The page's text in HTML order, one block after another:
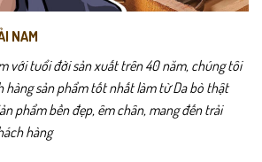
NAM
với tuổi đời sản xuất trên 40 năm, chúng tôi
hàng sản phẩm tốt nhất làm từ Da bò thật
phẩm bền đẹp, êm chân, mang đến trải
hàng